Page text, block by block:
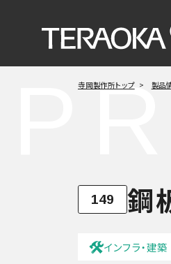
寺岡製作所トップ 製品
149 鋼
インフラ・建築